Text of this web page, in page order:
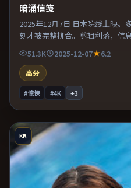
暗涌信笺
2025年12月7日 日本院线上映。
刻才被完整拼合。剪辑利落，信
观众。推荐给偏爱群像戏与命运
51.3K 2025-12-07
6.2
高分
#惊悚 #4K +3
KR